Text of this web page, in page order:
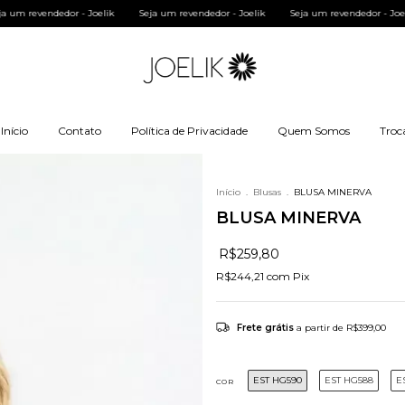
um revendedor - Joelik Seja um revendedor - Joelik Seja um revendedor -
Início Contato Política de Privacidade Quem Somos
Início . Blusas . BLUSA MINERVA
BLUSA MINERVA
R$259,80
R$244,21 com Pix
Frete grátis a partir de R$399,00
COR EST HG590 EST HG588